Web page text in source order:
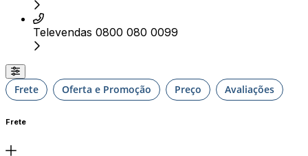
Televendas 0800 080 0099
Frete Oferta e Promoção Preço Avaliações
Frete